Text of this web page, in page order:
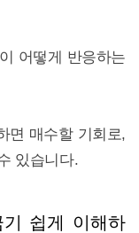
어떻게 반응하는
면 매수할 기회로,
있습니다.
쉽게 이해하